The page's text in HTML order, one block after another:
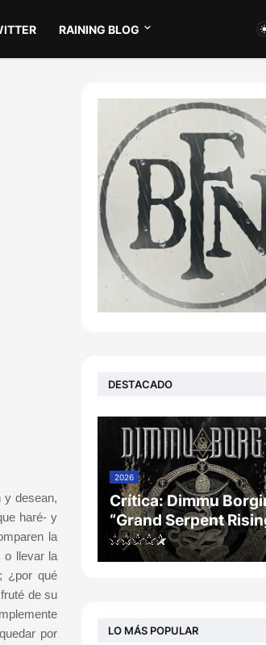
RAINING BLOG
y desean,
haré- y
la
o llevar la
¿por qué
de su
por
DESTACADO
2026
Crítica: Dimmu
“Grand Serpent
LO MÁS POPULAR